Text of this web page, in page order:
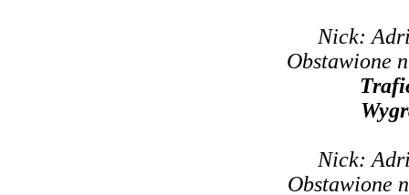
Nick:
Obstawione
Nick:
Obstawione